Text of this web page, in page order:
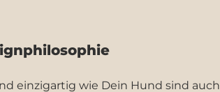
einzigartig wie Dein Hund sind auch